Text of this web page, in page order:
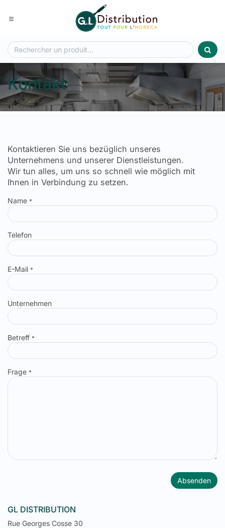
Kontakt
Kontaktieren Sie uns bezüglich unseres
Unternehmens und unserer Dienstleistungen.
Wir tun alles, um uns so schnell wie möglich mit
Ihnen in Verbindung zu setzen.
Name *
Telefon
E-Mail *
Unternehmen
Betreff *
Frage *
Absenden
GL DISTRIBUTION
Rue Georges Cosse 30